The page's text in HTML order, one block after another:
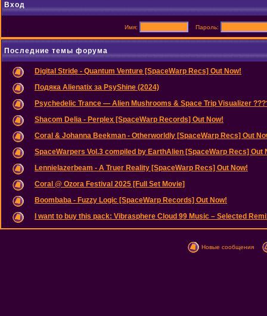
Вход
Имя: Пароль:
Последние темы форума
Digital Stride - Quantum Venture [SpaceWarp Recs] Out Now!
Подяка Alienatix за PsyShine (2024)
Psychedelic Trance — Alien Mushrooms & Space Trip Visualizer
Shacom Delia - Perplex [SpaceWarp Records] Out Now!
Coral & Johanna Beekman - Otherworldly [SpaceWarp Recs] Out
SpaceWarpers Vol.3 compiled by EarthAlien [SpaceWarp Recs] Out
Lennielazerbeam - A Truer Reality [SpaceWarp Recs] Out Now!
Coral @ Ozora Festival 2025 [Full Set Movie]
Boombaba - Fuzzy Logic [SpaceWarp Records] Out Now!
I want to buy this pack: Vibrasphere Cloud 99 Music – Selected
Новые сообщения